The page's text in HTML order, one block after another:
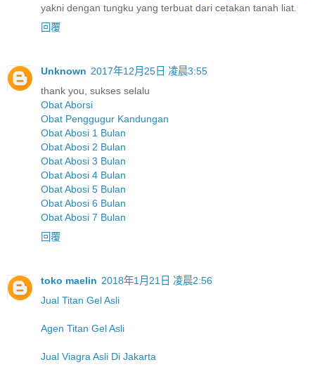
yakni dengan tungku yang terbuat dari cetakan tanah liat.
回覆
Unknown 2017年12月25日 凌晨3:55
thank you, sukses selalu
Obat Aborsi
Obat Penggugur Kandungan
Obat Abosi 1 Bulan
Obat Abosi 2 Bulan
Obat Abosi 3 Bulan
Obat Abosi 4 Bulan
Obat Abosi 5 Bulan
Obat Abosi 6 Bulan
Obat Abosi 7 Bulan
回覆
toko maelin 2018年1月21日 凌晨2:56
Jual Titan Gel Asli
Agen Titan Gel Asli
Jual Viagra Asli Di Jakarta